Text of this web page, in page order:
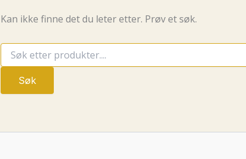
Kan ikke finne det du leter etter. Prøv et søk.
Søk
etter: